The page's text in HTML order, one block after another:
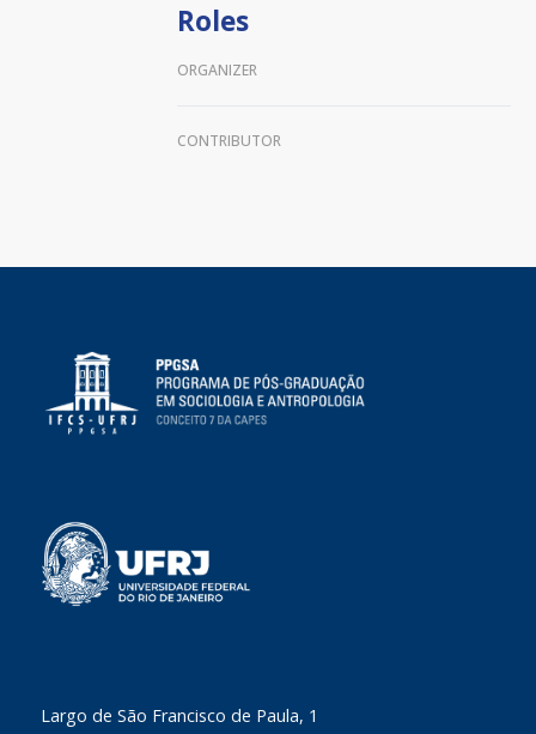
Roles
ORGANIZER
CONTRIBUTOR
​Largo de São Francisco de Paula, 1